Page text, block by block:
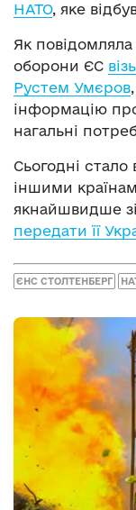
НАТО, яке
Як повідомляла
оборони ЄС
Рустем Умєров
інформацію
нагальні
Сьогодні
іншими
якнайшвидше
передати її
ЄНС СТОЛТЕНБЕРГ